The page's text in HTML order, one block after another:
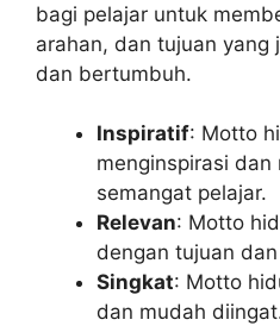
bagi pelajar untuk
arahan, dan tujuan yang
dan bertumbuh.
Inspiratif: Motto
menginspirasi dan
semangat pelajar.
Relevan: Motto
dengan tujuan
Singkat: Motto
dan mudah